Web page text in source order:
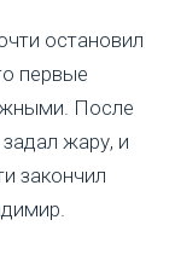
остановил
первые
После
жару, и
закончил